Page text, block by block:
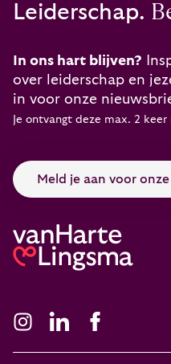
Leiderschap.
In ons hart blijven?
over leiderschap en
in voor onze
Je ontvangt deze max. 2 keer
Meld je aan voor